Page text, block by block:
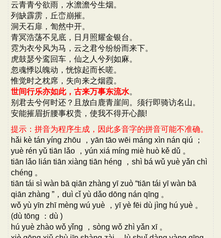
云青青兮欲雨，水澹澹兮生烟。
列缺霹雳，丘峦崩摧。
洞天石扉，訇然中开。
青冥浩荡不见底，日月照耀金银台。
霓为衣兮风为马，云之君兮纷纷而来下。
虎鼓瑟兮鸾回车，仙之人兮列如麻。
忽魂悸以魄动，恍惊起而长嗟。
惟觉时之枕席，失向来之烟霞。
世间行乐亦如此，古来万事东流水。
别君去兮何时还？且放白鹿青崖间。须行即骑访名山。
安能摧眉折腰事权贵，使我不得开心颜!
提示：拼音为程序生成，因此多音字的拼音可能不准确。
hǎi kè tán yíng zhōu ，yān tāo wēi máng xìn nán qiú ；
yuè rén yǔ tiān lǎo ，yún xiá míng miè huò kě dǔ 。
tiān lǎo lián tiān xiàng tiān héng ，shì bá wǔ yuè yǎn chì
chéng 。
tiān tái sì wàn bā qiān zhàng yī zuò “tiān tái yī wàn bā
qiān zhàng ”，duì cǐ yù dǎo dōng nán qīng 。
wǒ yù yīn zhī mèng wú yuè ，yī yè fēi dù jìng hú yuè 。
(dù tōng ：dù )
hú yuè zhào wǒ yǐng ，sòng wǒ zhì yǎn xī 。